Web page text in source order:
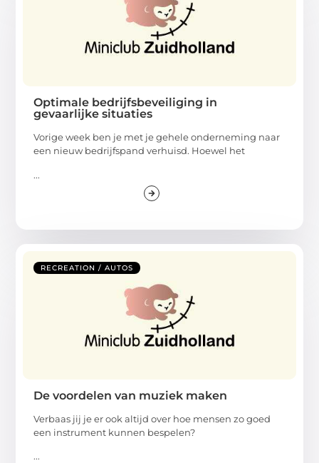
Optimale bedrijfsbeveiliging in
gevaarlijke situaties
Vorige week ben je met je gehele onderneming naar
een nieuw bedrijfspand verhuisd. Hoewel het
...
RECREATION / AUTOS
De voordelen van muziek maken
Verbaas jij je er ook altijd over hoe mensen zo goed
een instrument kunnen bespelen?
...